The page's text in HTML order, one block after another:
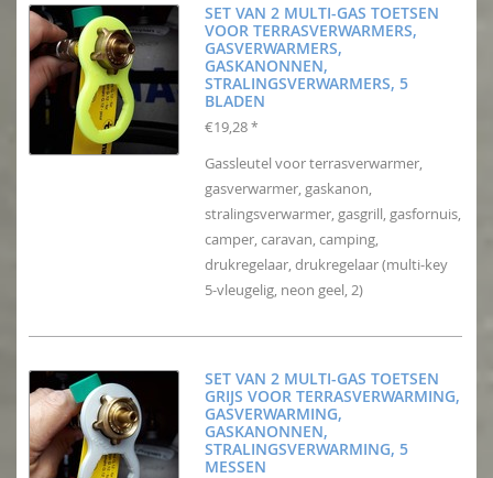
SET VAN 2 MULTI-GAS TOETSEN
VOOR TERRASVERWARMERS,
GASVERWARMERS,
GASKANONNEN,
STRALINGSVERWARMERS, 5
BLADEN
€19,28 *
Gassleutel voor terrasverwarmer,
gasverwarmer, gaskanon,
stralingsverwarmer, gasgrill, gasfornuis,
camper, caravan, camping,
drukregelaar, drukregelaar (multi-key
5-vleugelig, neon geel, 2)
SET VAN 2 MULTI-GAS TOETSEN
GRIJS VOOR TERRASVERWARMING,
GASVERWARMING,
GASKANONNEN,
STRALINGSVERWARMING, 5
MESSEN